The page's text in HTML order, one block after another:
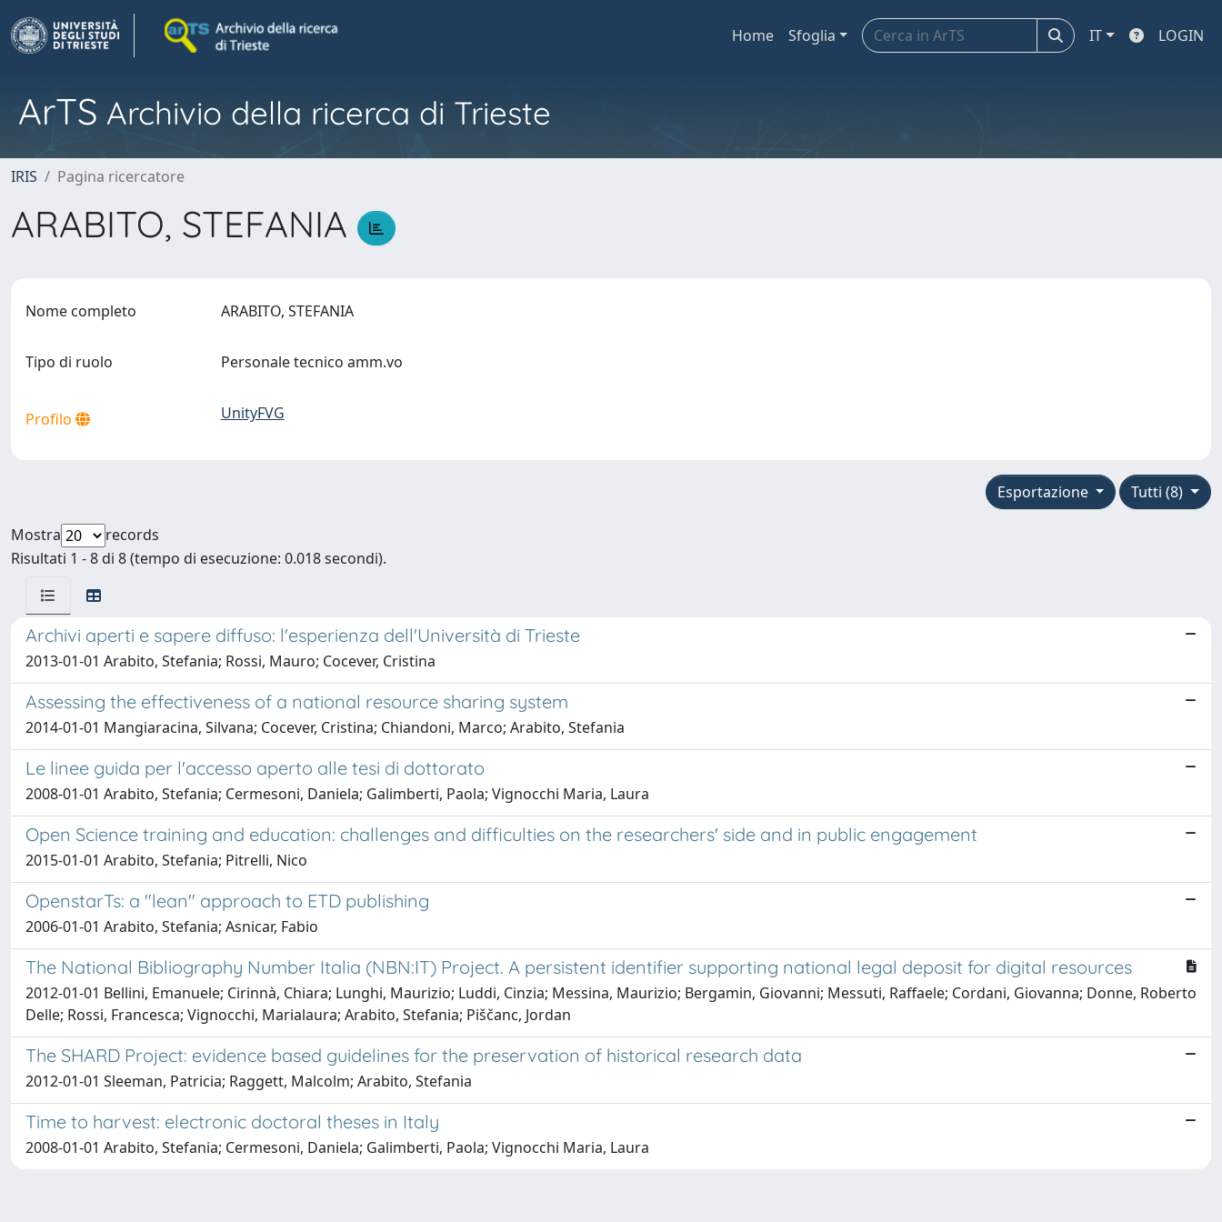
Home Sfoglia IT LOGIN
ArTS Archivio della ricerca di Trieste
IRIS Pagina ricercatore
ARABITO, STEFANIA
Nome completo ARABITO, STEFANIA
Tipo di ruolo Personale tecnico amm.vo
Profilo UnityFVG
Tutti (8)
Esportazione
Mostra
records
Risultati 1 - 8 di 8 (tempo di esecuzione: 0.018 secondi).
Archivi aperti e sapere diffuso: l'esperienza dell'Università di Trieste
2013-01-01 Arabito, Stefania; Rossi, Mauro; Cocever, Cristina
Assessing the effectiveness of a national resource sharing system
2014-01-01 Mangiaracina, Silvana; Cocever, Cristina; Chiandoni, Marco; Arabito, Stefania
Le linee guida per l'accesso aperto alle tesi di dottorato
2008-01-01 Arabito, Stefania; Cermesoni, Daniela; Galimberti, Paola; Vignocchi Maria, Laura
Open Science training and education: challenges and difficulties on the researchers' side and in public engagement
2015-01-01 Arabito, Stefania; Pitrelli, Nico
OpenstarTs: a "lean" approach to ETD publishing
2006-01-01 Arabito, Stefania; Asnicar, Fabio
The National Bibliography Number Italia (NBN:IT) Project. A persistent identifier supporting national legal deposit for digital resources
2012-01-01 Bellini, Emanuele; Cirinnà, Chiara; Lunghi, Maurizio; Luddi, Cinzia; Messina, Maurizio; Bergamin, Giovanni; Messuti, Raffaele; Cordani, Giovanna; Donne, Roberto
Delle; Rossi, Francesca; Vignocchi, Marialaura; Arabito, Stefania; Piščanc, Jordan
The SHARD Project: evidence based guidelines for the preservation of historical research data
2012-01-01 Sleeman, Patricia; Raggett, Malcolm; Arabito, Stefania
Time to harvest: electronic doctoral theses in Italy
2008-01-01 Arabito, Stefania; Cermesoni, Daniela; Galimberti, Paola; Vignocchi Maria, Laura